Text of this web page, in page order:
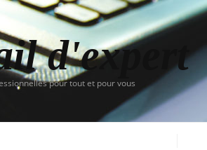
d'expert
pour tout et pour vous